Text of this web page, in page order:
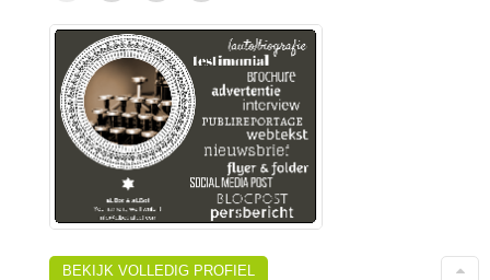
BEKIJK VOLLEDIG PROFIEL